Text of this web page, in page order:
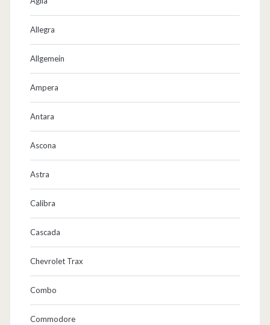
Allegra
Allgemein
Ampera
Antara
Ascona
Astra
Calibra
Cascada
Chevrolet Trax
Combo
Commodore